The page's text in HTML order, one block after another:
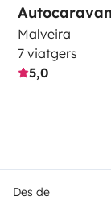
Malveira
7 viatgers
5,0
Des de